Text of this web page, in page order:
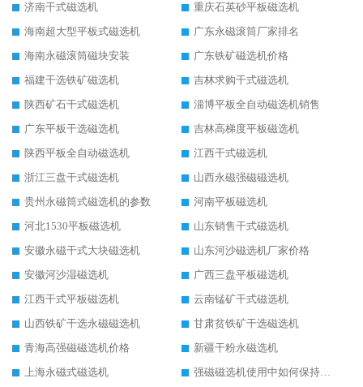
济南干式磁选机
重庆石英砂平板磁选机
海南超大型平板式磁选机
广东永磁滚筒厂家排名
海南永磁滚筒磁块安装
广东铁矿磁选机价格
福建干选铁矿磁选机
吉林求购干式磁选机
陕西矿石干式磁选机
淄博平板全自动磁选机销售
广东平板干选磁选机
吉林高梯度平板磁选机
陕西平板全自动磁选机
江西干式磁选机
浙江三盘干式磁选机
山西永磁强磁磁选机
贵州永磁筒式磁选机的参数
河南平板磁选机
河北1530平板磁选机
山东销售干式磁选机
安徽永磁干式大块磁选机
山东河沙磁选机厂家价格
安徽河沙湿磁选机
广西三盘平板磁选机
江西干式平板磁选机
云南锰矿干式磁选机
山西铁矿干选永磁磁选机
甘肃贫铁矿干选磁选机
青海高强磁磁选机价格
新疆干粉永磁选机
上海永磁式磁选机
强磁磁选机使用中如何保持其顺畅运行